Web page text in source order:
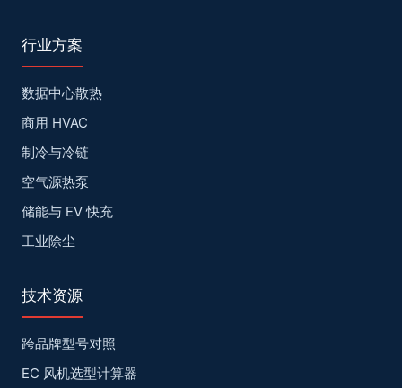
行业方案
数据中心散热
商用 HVAC
制冷与冷链
空气源热泵
储能与 EV 快充
工业除尘
技术资源
跨品牌型号对照
EC 风机选型计算器